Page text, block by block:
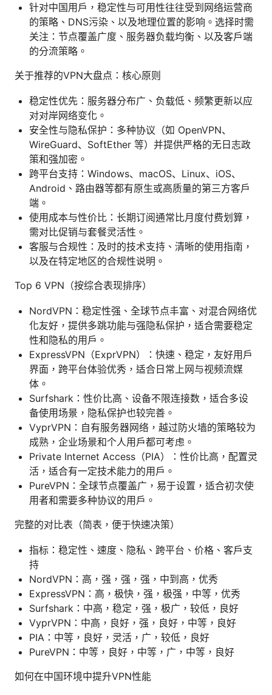
针对中国用户，稳定性与可用性往往受到网络运营商
的策略、DNS污染、以及地理位置的影响。选择时需
关注：节点覆盖广度、服务器负载均衡、以及客户端
的分流策略。
关于推荐的VPN大盘点：核心原则
稳定性优先：服务器分布广、负载低、频繁更新以应
对对岸网络变化。
安全性与隐私保护：多种协议（如 OpenVPN、
WireGuard、SoftEther 等）并提供严格的无日志政
策和强加密。
跨平台支持：Windows、macOS、Linux、iOS、
Android、路由器等都有原生或高质量的第三方客户
端。
使用成本与性价比：长期订阅通常比月度付费划算，
需对比促销与套餐灵活性。
客服与合规性：及时的技术支持、清晰的使用指南，
以及在特定地区的合规性说明。
Top 6 VPN（按综合表现排序）
NordVPN：稳定性强、全球节点丰富、对混合网络优
化友好，提供多跳功能与强隐私保护，适合需要稳定
性和隐私的用户。
ExpressVPN（ExprVPN）：快速、稳定，友好用户
界面，跨平台体验优秀，适合日常上网与视频流媒
体。
Surfshark：性价比高、设备不限连接数，适合多设
备使用场景，隐私保护也较完善。
VyprVPN：自有服务器网络，越过防火墙的策略较为
成熟，企业场景和个人用户都可考虑。
Private Internet Access（PIA）：性价比高，配置灵
活，适合有一定技术能力的用户。
PureVPN：全球节点覆盖广，易于设置，适合初次使
用者和需要多种协议的用户。
完整的对比表（简表，便于快速决策）
指标：稳定性、速度、隐私、跨平台、价格、客户支
持
NordVPN：高，强，强，强，中到高，优秀
ExpressVPN：高，极快，强，极强，中等，优秀
Surfshark：中高，稳定，强，极广，较低，良好
VyprVPN：中高，良好，强，良好，中等，良好
PIA：中等，良好，灵活，广，较低，良好
PureVPN：中等，良好，中等，广，中等，良好
如何在中国环境中提升VPN性能